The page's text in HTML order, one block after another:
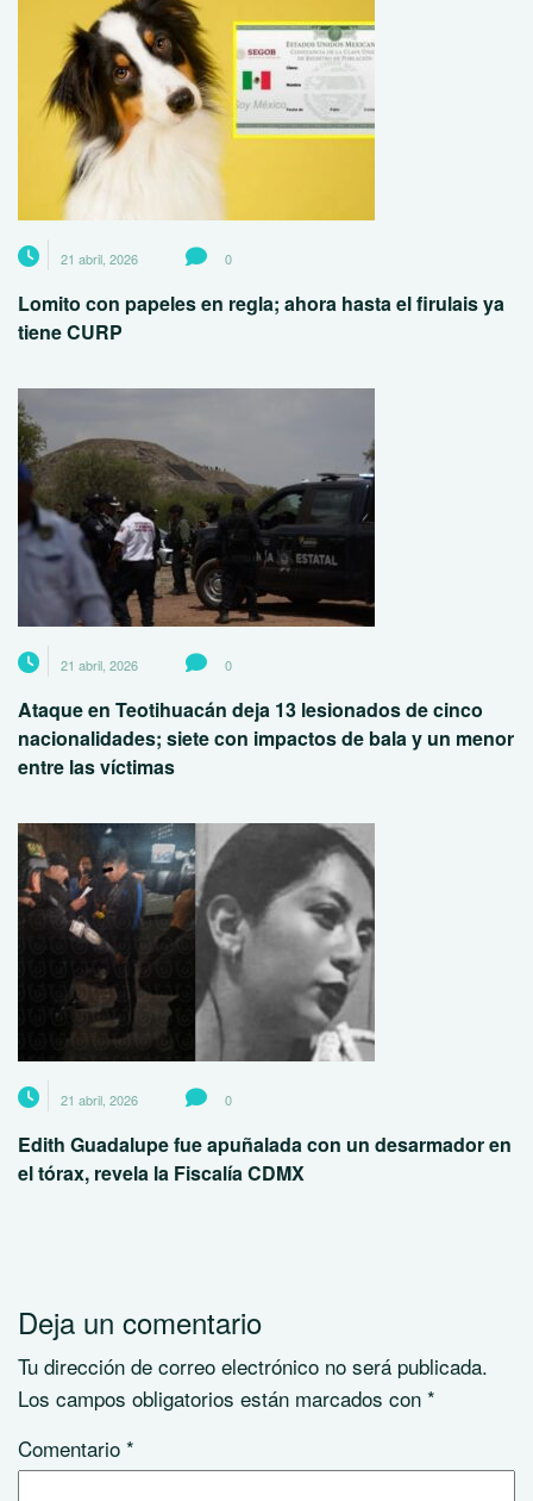
21 abril, 2026 0
Lomito con papeles en regla; ahora hasta el firulais ya
tiene CURP
21 abril, 2026 0
Ataque en Teotihuacán deja 13 lesionados de cinco
nacionalidades; siete con impactos de bala y un menor
entre las víctimas
21 abril, 2026 0
Edith Guadalupe fue apuñalada con un desarmador en
el tórax, revela la Fiscalía CDMX
Deja un comentario
Tu dirección de correo electrónico no será publicada.
Los campos obligatorios están marcados con *
Comentario *